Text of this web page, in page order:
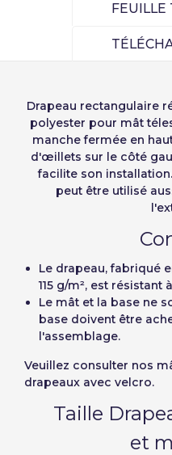
Utilisateur (VAT):
Mot de passe:
Mémoriser le mot
Récupérer
Español
Deutsch
Sverige
FEUILLE
Drapeau rectangulaire
polyester pour mât
manche fermée en
d'œillets sur le côté
facilite son
peut être utilisé
Le drapeau, fabriqué
115 g/m², est résistant
Le mât et la base ne
base doivent être
l'assemblage.
Veuillez consulter nos
drapeaux avec velcro.
Taille
et
Precios
Unités
Du1